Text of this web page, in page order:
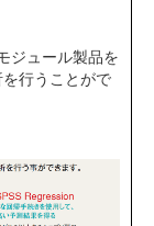
ジュール製品を
行うことがで